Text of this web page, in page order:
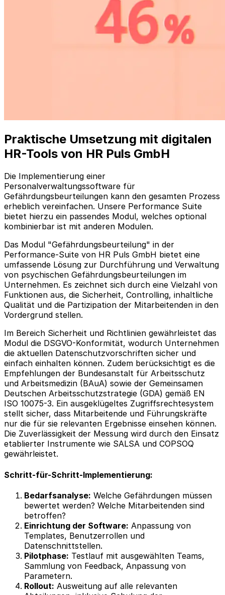
Praktische Umsetzung mit digitalen
HR-Tools von HR Puls GmbH
Die Implementierung einer
Personalverwaltungssoftware für
Gefährdungsbeurteilungen kann den gesamten Prozess
erheblich vereinfachen. Unsere Performance Suite
bietet hierzu ein passendes Modul, welches optional
kombinierbar ist mit anderen Modulen.
Das Modul "Gefährdungsbeurteilung" in der
Performance-Suite von HR Puls GmbH bietet eine
umfassende Lösung zur Durchführung und Verwaltung
von psychischen Gefährdungsbeurteilungen im
Unternehmen. Es zeichnet sich durch eine Vielzahl von
Funktionen aus, die Sicherheit, Controlling, inhaltliche
Qualität und die Partizipation der Mitarbeitenden in den
Vordergrund stellen.
Im Bereich Sicherheit und Richtlinien gewährleistet das
Modul die DSGVO-Konformität, wodurch Unternehmen
die aktuellen Datenschutzvorschriften sicher und
einfach einhalten können. Zudem berücksichtigt es die
Empfehlungen der Bundesanstalt für Arbeitsschutz
und Arbeitsmedizin (BAuA) sowie der Gemeinsamen
Deutschen Arbeitsschutzstrategie (GDA) gemäß EN
ISO 10075-3. Ein ausgeklügeltes Zugriffsrechtesystem
stellt sicher, dass Mitarbeitende und Führungskräfte
nur die für sie relevanten Ergebnisse einsehen können.
Die Zuverlässigkeit der Messung wird durch den Einsatz
etablierter Instrumente wie SALSA und COPSOQ
gewährleistet.
Schritt-für-Schritt-Implementierung:
Bedarfsanalyse: Welche Gefährdungen müssen
bewertet werden? Welche Mitarbeitenden sind
betroffen?
Einrichtung der Software: Anpassung von
Templates, Benutzerrollen und
Datenschnittstellen.
Pilotphase: Testlauf mit ausgewählten Teams,
Sammlung von Feedback, Anpassung von
Parametern.
Rollout: Ausweitung auf alle relevanten